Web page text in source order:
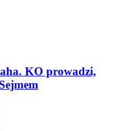
KO prowadzi,